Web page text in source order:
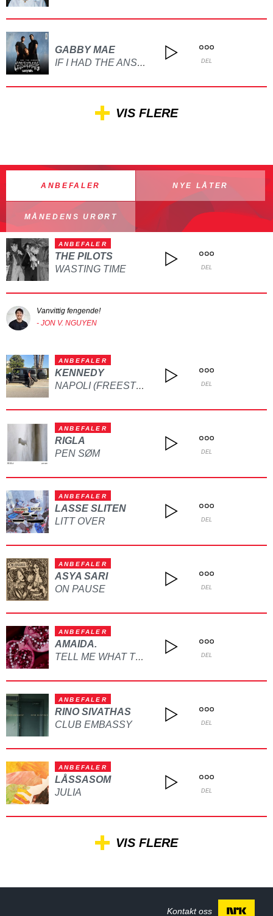
GABBY MAE
IF I HAD THE ANSWERS DEL
VIS FLERE
ANBEFALER NYE LÅTER
MÅNEDENS URØRT
ANBEFALER
THE PILOTS
WASTING TIME
DEL
Vanvittig fengende!
- JON V. NGUYEN
ANBEFALER
KENNEDY
NAPOLI (FREESTYLE) DEL
ANBEFALER
RIGLA
PEN SØM
DEL
ANBEFALER
LASSE SLITEN
LITT OVER
DEL
ANBEFALER
ASYA SARI
ON PAUSE
DEL
ANBEFALER
AMAIDA.
TELL ME WHAT TO DO DEL
ANBEFALER
RINO SIVATHAS
CLUB EMBASSY
DEL
ANBEFALER
LÅSSASOM
JULIA
DEL
VIS FLERE
Kontakt oss